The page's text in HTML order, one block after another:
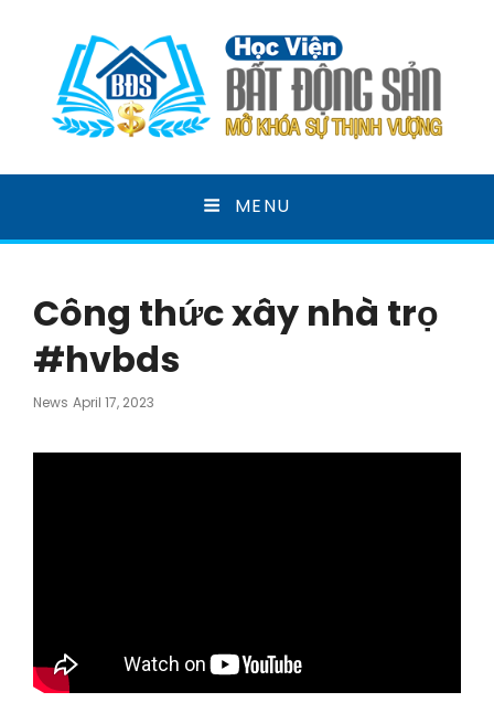
HỌC VIỆN BẤT ĐỘNG
SẢN
MENU
Công thức xây nhà trọ
#hvbds
News Posted
April 17, 2023